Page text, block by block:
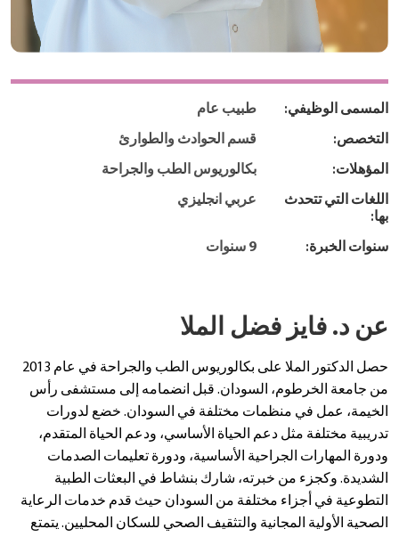
المسمى الوظيفي: طبيب عام
التخصص: قسم الحوادث والطوارئ
المؤهلات: بكالوريوس الطب والجراحة
اللغات التي تتحدث
بها:
عربي انجليزي
سنوات الخبرة: 9 سنوات
عن د. فايز فضل الملا
حصل الدكتور الملا على بكالوريوس الطب والجراحة في عام 2013
من جامعة الخرطوم، السودان. قبل انضمامه إلى مستشفى رأس
الخيمة، عمل في منظمات مختلفة في السودان. خضع لدورات
تدريبية مختلفة مثل دعم الحياة الأساسي، ودعم الحياة المتقدم،
ودورة المهارات الجراحية الأساسية، ودورة تعليمات الصدمات
الشديدة. وكجزء من خبرته، شارك بنشاط في البعثات الطبية
التطوعية في أجزاء مختلفة من السودان حيث قدم خدمات الرعاية
الصحية الأولية المجانية والتثقيف الصحي للسكان المحليين. يتمتع